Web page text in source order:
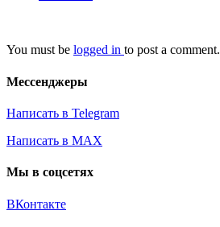
You must be logged in to post a comment.
Мессенджеры
Написать в Telegram
Написать в MAX
Мы в соцсетях
ВКонтакте